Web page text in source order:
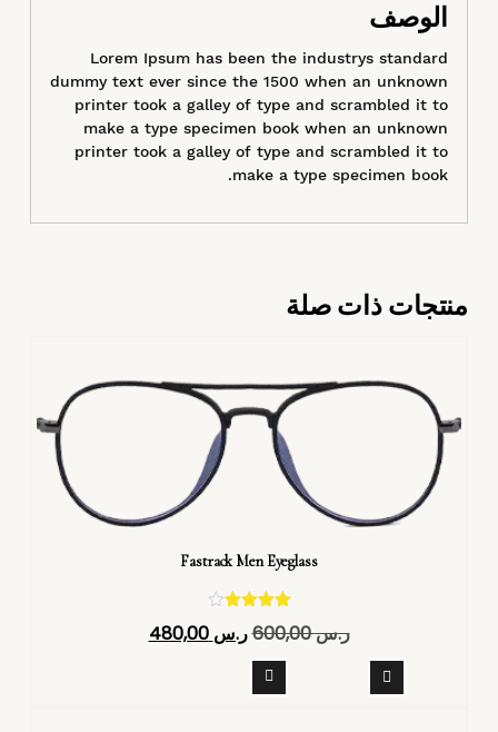
الوصف
Lorem Ipsum has been the industrys standard
dummy text ever since the 1500 when an unknown
printer took a galley of type and scrambled it to
make a type specimen book when an unknown
printer took a galley of type and scrambled it to
make a type specimen book.
منتجات ذات صلة
Fastrack Men Eyeglass
4.40
ر.س600,00 ر.س 480,00